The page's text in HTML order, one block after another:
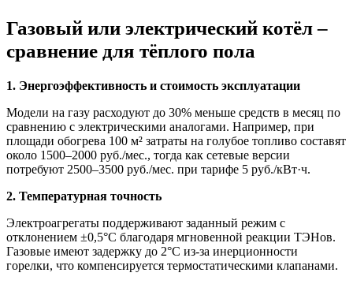
Газовый или электрический котёл –
сравнение для тёплого пола
1. Энергоэффективность и стоимость эксплуатации
Модели на газу расходуют до 30% меньше средств в месяц по
сравнению с электрическими аналогами. Например, при
площади обогрева 100 м² затраты на голубое топливо составят
около 1500–2000 руб./мес., тогда как сетевые версии
потребуют 2500–3500 руб./мес. при тарифе 5 руб./кВт·ч.
2. Температурная точность
Электроагрегаты поддерживают заданный режим с
отклонением ±0,5°C благодаря мгновенной реакции ТЭНов.
Газовые имеют задержку до 2°C из-за инерционности
горелки, что компенсируется термостатическими клапанами.